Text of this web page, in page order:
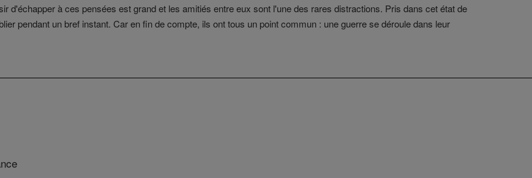
d'échapper à ces pensées est grand et les amitiés entre eux sont l'une des rares distractions. Pris dans cet état de
pendant un bref instant. Car en fin de compte, ils ont tous un point commun : une guerre se déroule dans leur